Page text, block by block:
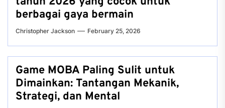
berbagai gaya bermain
Christopher Jackson February 25, 2026
Game MOBA Paling Sulit untuk
Dimainkan: Tantangan Mekanik,
Strategi, dan Mental